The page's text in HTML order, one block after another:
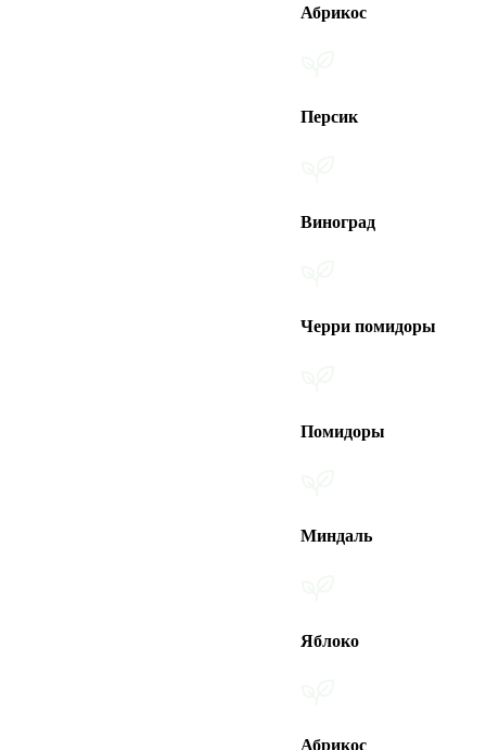
Виноград
Черри помидоры
Помидоры
Миндаль